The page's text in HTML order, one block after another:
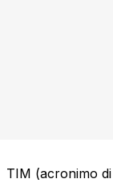
TIM (acronimo